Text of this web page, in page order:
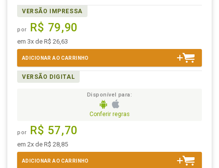
VERSÃO IMPRESSA
por R$ 79,90
em 3x de R$ 26,63
ADICIONAR AO CARRINHO
VERSÃO DIGITAL
Disponível para:
Conferir regras
por R$ 57,70
em 2x de R$ 28,85
ADICIONAR AO CARRINHO